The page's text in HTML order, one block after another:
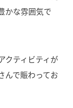
かな雰囲気で
クティビティが
んで賑わってお